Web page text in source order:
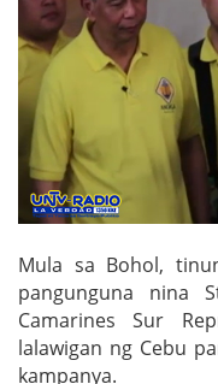
Mula sa Bohol,
pangunguna nina
Camarines Sur
lalawigan ng Cebu
kampanya.